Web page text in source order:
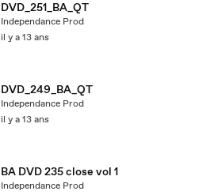
DVD_251_BA_QT
Independance Prod
il y a 13 ans
DVD_249_BA_QT
Independance Prod
il y a 13 ans
BA DVD 235 close vol 1
Independance Prod